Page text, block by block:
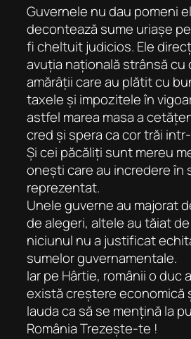
Guvernele nu dau pomeni
decontează sume uriașe
fi cheltuit judicios. Ele
avuția națională strânsă cu
amărâții care au plătit cu
taxele și impozitele în
astfel marea masa a
cred și spera ca cor trăi
Și cei păcăliți sunt mereu
onești care au incredere în
reprezentat.
Unele guverne au majorat
de alegeri, altele au tăiat
niciunul nu a justificat
sumelor guvernamentale.
Iar pe Hârtie, românii o duc
există creștere economică
lauda ca să se mențină la
România Trezește-te !